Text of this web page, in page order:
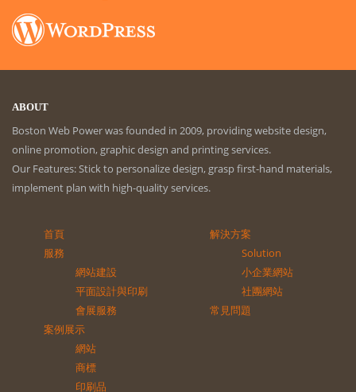
ABOUT
Boston Web Power was founded in 2009, providing website design,
online promotion, graphic design and printing services.
Our Features: Stick to personalize design, grasp first-hand materials,
implement plan with high-quality services.
首頁
服務
網站建設
平面設計與印刷
會展服務
案例展示
網站
商標
印刷品
解決方案
Solution
小企業網站
社團網站
常見問題